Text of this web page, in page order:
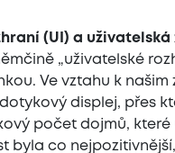
(UI) a
„uživatelské
Ve vztahu k
displej, přes
počet dojmů,
byla co